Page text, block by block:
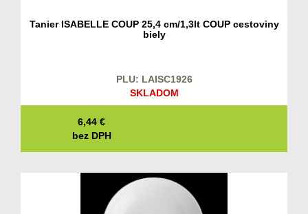
Tanier ISABELLE COUP 25,4 cm/1,3lt COUP cestoviny
biely
PLU: LAISC1926
SKLADOM
6,44 €
bez DPH